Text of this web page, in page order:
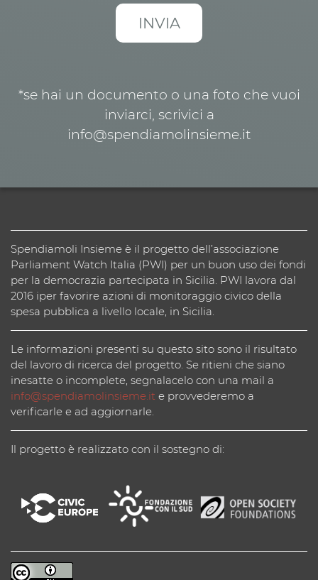
*se hai un documento o una foto che vuoi
inviarci, scrivici a
info@spendiamolinsieme.it
Spendiamoli Insieme è il progetto dell’associazione
Parliament Watch Italia (PWI) per un buon uso dei fondi
per la democrazia partecipata in Sicilia. PWI lavora dal
2016 iper favorire azioni di monitoraggio civico della
spesa pubblica a livello locale, in Sicilia.
Le informazioni presenti su questo sito sono il risultato
del lavoro di ricerca del progetto. Se ritieni che siano
inesatte o incomplete, segnalacelo con una mail a
info@spendiamolinsieme.it e provvederemo a
verificarle e ad aggiornarle.
Il progetto è realizzato con il sostegno di: